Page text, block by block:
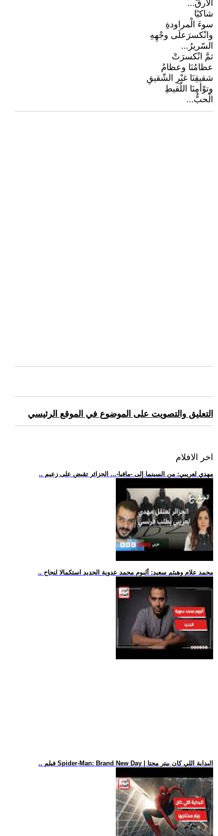
الْأرقُ...
شاكيًا
سوءَ الْمراودةِ
وانْكسرَعلَى وجْهِهِ
السّريرُ...
ثمَّ انْكسرَتْ
عظامُنَا وعظامُ
شقيقِنَا غيْرِ الشّقيقِ
وتوْأمِنَا اللّقيطِ
الْحبُّ...
التعليق والتصويت على الموضوع في الموقع الرئيسي
اخر الافلام
.. مهدي لعريبي: من السينما إلى -مافيا-... الجزائر تقبض على زعيم
.. محمد علام وهيثم سعيد: ألبوم محمد عدوية الجديد استكمالا لنجاح
.. فيلم Spider-Man: Brand New Day | البداية اللي كان بيتر محتا